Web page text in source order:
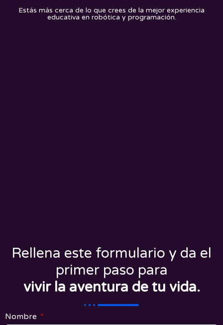
Estás más cerca de lo que crees de la mejor experiencia
educativa en robótica y programación.
Rellena este formulario y da el
primer paso para
vivir la aventura de tu vida.
Nombre